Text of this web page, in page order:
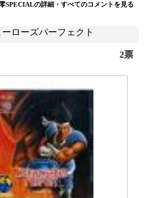
SPECIALの詳細・すべてのコメントを見る
ローズパーフェクト
2票